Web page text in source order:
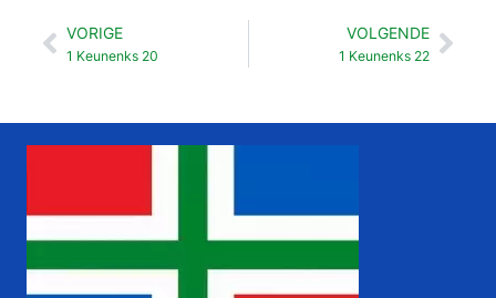
Vorige
VORIGE
1 Keunenks 20
VOLGENDE
1 Keunenks 22